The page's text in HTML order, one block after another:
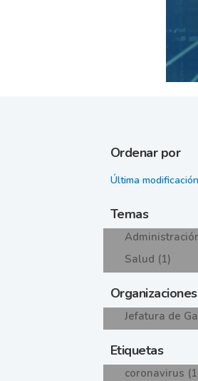
Ordenar por
Temas
Salud (1)
Organizaciones
Jefatura de
Etiquetas
coronavirus